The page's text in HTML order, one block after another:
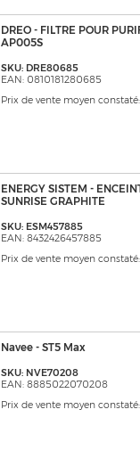
DREO - FILTRE POUR
AP005S
SKU: DRE80685
EAN: 0810181280685
Prix de vente moyen constaté:
ENERGY SISTEM -
SUNRISE GRAPHITE
SKU: ESM457885
EAN: 8432426457885
Prix de vente moyen constaté:
Navee - ST5 Max
SKU: NVE70208
EAN: 8885022070208
Prix de vente moyen constaté: